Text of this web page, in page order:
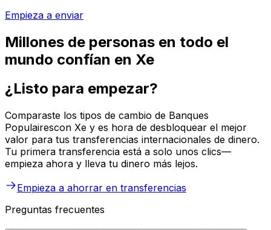
Empieza a enviar
Millones de personas en todo el
mundo confían en Xe
¿Listo para empezar?
Comparaste los tipos de cambio de Banques
Populairescon Xe y es hora de desbloquear el mejor
valor para tus transferencias internacionales de dinero.
Tu primera transferencia está a solo unos clics—
empieza ahora y lleva tu dinero más lejos.
Empieza a ahorrar en transferencias
Preguntas frecuentes